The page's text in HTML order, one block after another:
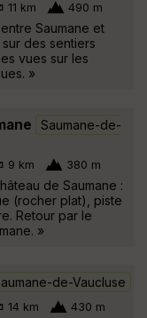
11 km 490 m
Saumane et
des sentiers
vues sur les
»
Saumane-de-
9 km 380 m
de Saumane :
(rocher plat), piste
Retour par le
»
de-Vaucluse
14 km 430 m